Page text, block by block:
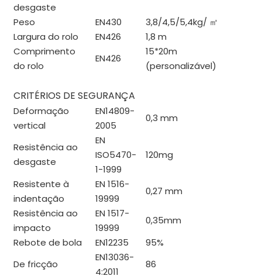
desgaste
Peso EN430 3,8/4,5/5,4kg/ ㎡
Largura do rolo
EN426
1,8 m
Comprimento
do rolo
EN426
15*20m
(personalizável)
CRITÉRIOS DE SEGURANÇA
Deformação
vertical
EN14809-
2005
0,3 mm
Resistência ao
desgaste
EN
ISO5470-
1-1999
120mg
Resistente à
indentação
EN 1516-
19999
0,27 mm
Resistência ao
impacto
EN 1517-
19999
0,35mm
Rebote de bola
EN12235
95%
De fricção
EN13036-
4:2011
86